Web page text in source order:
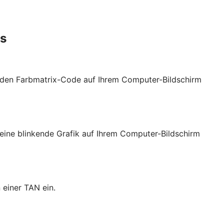
Farbmatrix-Code auf Ihrem Computer-Bildschirm
blinkende Grafik auf Ihrem Computer-Bildschirm
TAN ein.